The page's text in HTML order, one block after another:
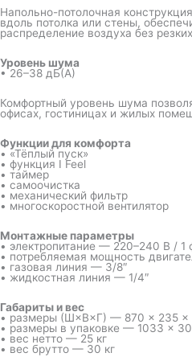
Напольно-потолочная
вдоль потолка или стены,
распределение воздуха без
Уровень шума
• 26–38 дБ(А)
Комфортный уровень шума
офисах, гостиницах и жилых
Функции для комфорта
• «Тёплый пуск»
• функция I Feel
• таймер
• самоочистка
• механический фильтр
• многоскоростной вентилятор
Монтажные параметры
• электропитание — 220–240 В / 1
• потребляемая мощность
• газовая линия — 3/8″
• жидкостная линия — 1/4″
Габариты и вес
• размеры (Ш×В×Г) — 870 × 235 ×
• размеры в упаковке — 1033 ×
• вес нетто — 25 кг
• вес брутто — 30 кг